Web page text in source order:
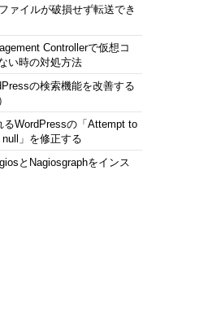
ァイルが破損せず転送でき
Controllerで仮想コ
い時の対処方法
の検索機能を改善する
るWordPressの「Attempt to
null」を修正する
とNagiosgraphをインス